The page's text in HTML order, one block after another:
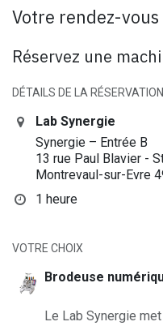
Votre rendez-vous
Réservez une
DÉTAILS DE LA RÉSERVATION
Lab Synergie
Synergie – Entrée B
13 rue Paul Blavier -
Montrevaul-sur-Evre
1 heure
VOTRE CHOIX
Brodeuse
Le Lab Synergie